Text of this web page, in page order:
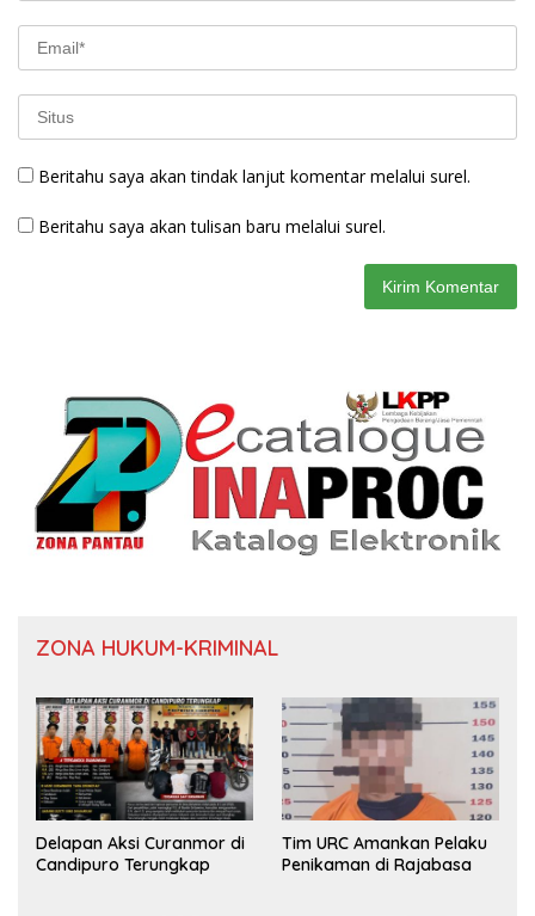
Beritahu saya akan tindak lanjut komentar melalui surel.
Beritahu saya akan tulisan baru melalui surel.
ZONA HUKUM-KRIMINAL
Delapan Aksi Curanmor di
Candipuro Terungkap
Tim URC Amankan Pelaku
Penikaman di Rajabasa